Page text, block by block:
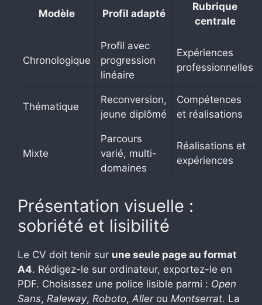
Modèle Profil adapté
Rubrique
centrale
Chronologique
Profil avec
progression
linéaire
Expériences
professionnelles
Thématique
Reconversion,
jeune diplômé
Compétences
et réalisations
Mixte
Parcours
varié, multi-
domaines
Réalisations et
expériences
Présentation visuelle :
sobriété et lisibilité
Le CV doit tenir sur une seule page au format
A4. Rédigez-le sur ordinateur, exportez-le en
PDF. Choisissez une police lisible parmi : Open
Sans, Raleway, Roboto, Allerou Montserrat. La